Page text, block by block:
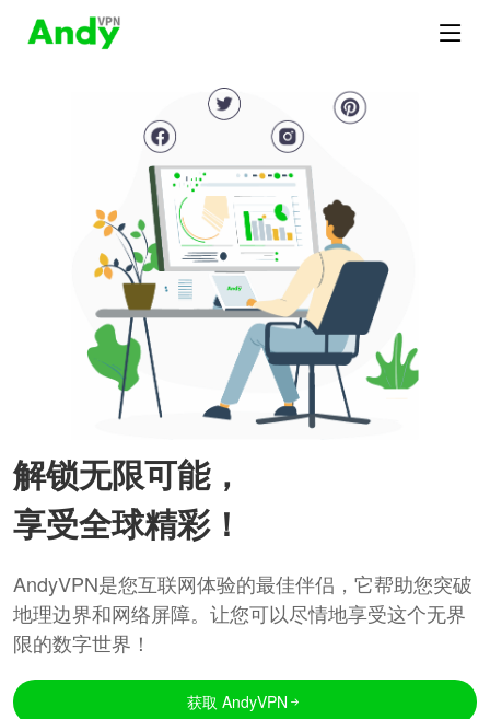
解锁无限可能，
享受全球精彩！
AndyVPN是您互联网体验的最佳伴侣，它帮助您突破
地理边界和网络屏障。让您可以尽情地享受这个无界
限的数字世界！
获取 AndyVPN